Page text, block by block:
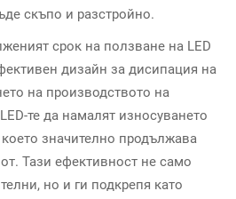
скъпо и разстройно.
срок на ползване на LED
дизайн за дисипация на
на производството на
те да намалят износуването
значително продължава
Тази ефективност не само
но и ги подкрепя като